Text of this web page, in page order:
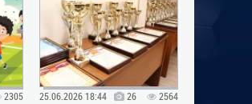
2305 25.06.2026 18:44 26 2564